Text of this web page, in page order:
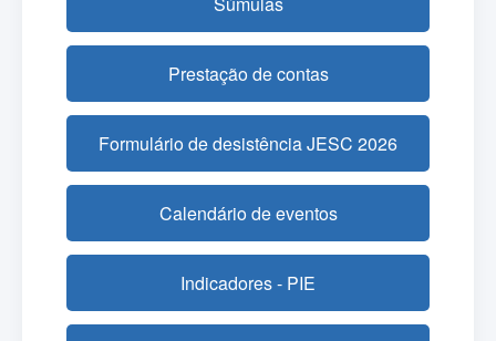
Prestação de contas
Formulário de desistência JESC 2026
Calendário de eventos
Indicadores - PIE